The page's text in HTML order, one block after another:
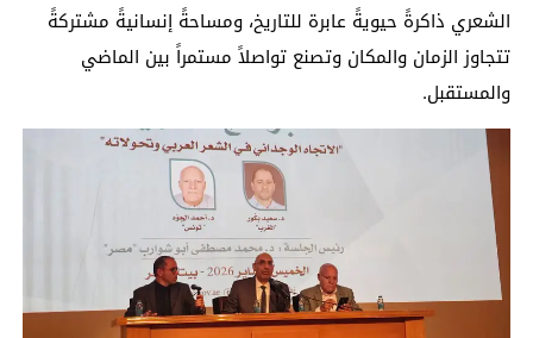
الشعري ذاكرةً حيويةً عابرة للتاريخ، ومساحةً إنسانيةً مشتركةً
تتجاوز الزمان والمكان وتصنع تواصلاً مستمراً بين الماضي
والمستقبل.